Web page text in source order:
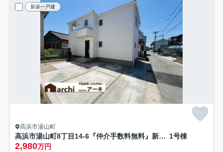
新築一戸建
高浜市湯山町
高浜市湯山町8丁目14-6『仲介手数料無料』新築一戸建て・建売 1号棟
2,980万円